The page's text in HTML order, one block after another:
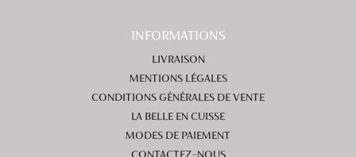
INFORMATIONS
LIVRAISON
MENTIONS LÉGALES
CONDITIONS GÉNÉRALES DE VENTE
LA BELLE EN CUISSE
MODES DE PAIEMENT